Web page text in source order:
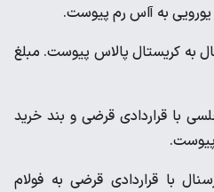
به کریستال پالاس پیوست. مبلغ
با قراردادی قرضی و بند خرید
با قراردادی قرضی به فولام